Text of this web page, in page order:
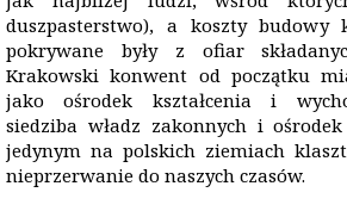
duszpasterstwo), a koszty budowy
pokrywane były z ofiar
Krakowski konwent od początku
jako ośrodek kształcenia i
siedziba władz zakonnych i
jedynym na polskich ziemiach
nieprzerwanie do naszych czasów.